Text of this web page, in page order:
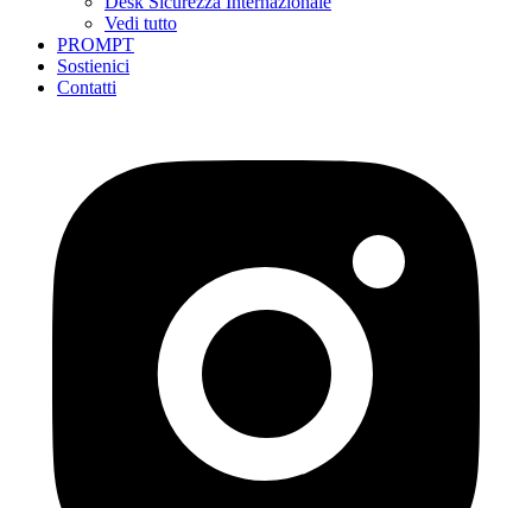
Vedi tutto
PROMPT
Sostienici
Contatti